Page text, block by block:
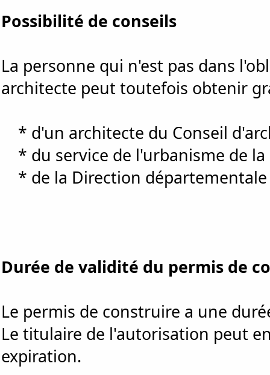
Possibilité de conseils
La personne qui n'est pas dans
architecte peut toutefois obtenir
* d'un architecte du Conseil
* du service de l'urbanisme de
* de la Direction départementale
Durée de validité du permis de
Le permis de construire a une
Le titulaire de l'autorisation peut
expiration.